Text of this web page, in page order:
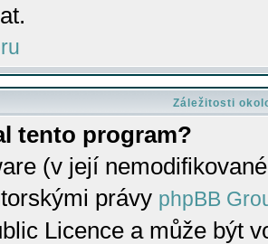
Záležitosti
tento program?
(v její
právy phpBB
Licence a může být